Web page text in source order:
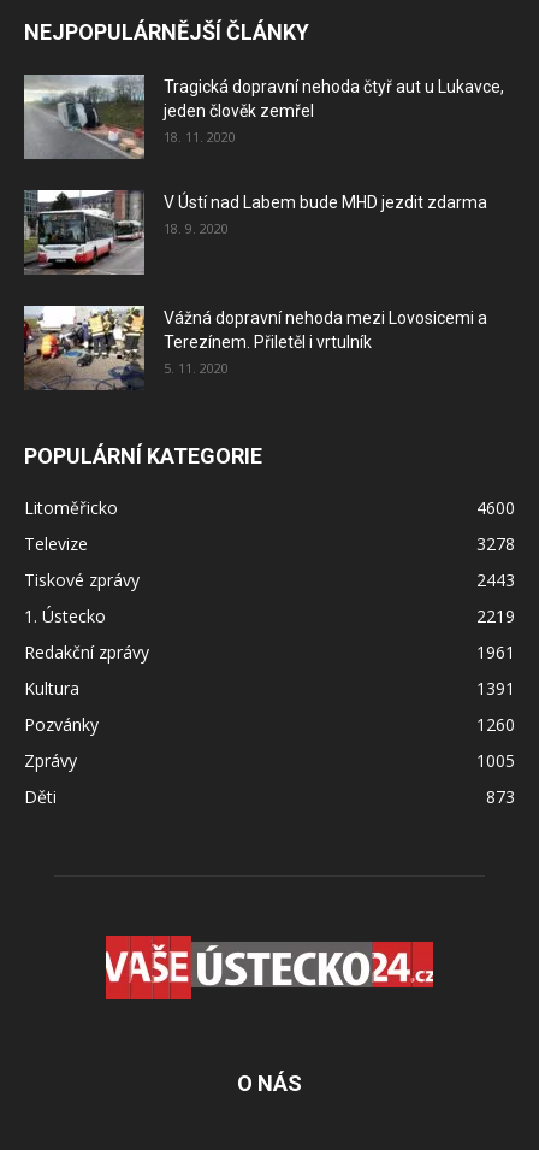
NEJPOPULÁRNĚJŠÍ ČLÁNKY
Tragická dopravní nehoda čtyř aut u Lukavce,
jeden člověk zemřel
18. 11. 2020
V Ústí nad Labem bude MHD jezdit zdarma
18. 9. 2020
Vážná dopravní nehoda mezi Lovosicemi a
Terezínem. Přiletěl i vrtulník
5. 11. 2020
POPULÁRNÍ KATEGORIE
Litoměřicko
4600
Televize
3278
Tiskové zprávy
2443
1. Ústecko
2219
Redakční zprávy
1961
Kultura
1391
Pozvánky
1260
Zprávy
1005
Děti
873
O NÁS